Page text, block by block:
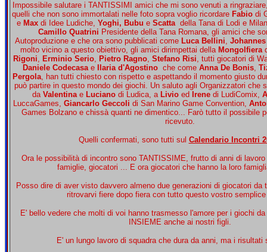
Impossibile salutare i TANTISSIMI amici che mi sono venuti a
quelli che non sono immortalati nelle foto sopra voglio ricordare Fabiodi
e Max di Idee Ludiche, Yoghi, Bubu e Scatta della Tana di Lodi e
Camillo Quatrini Presidente della Tana Romana, gli amici che
Autoproduzione e che ora sono pubblicati come Luca Bellini,
molto vicino a questo obiettivo, gli amici dirimpettai della Mongolfiera
Rigoni, Erminio Serio, Pietro Ragno, Stefano Risi, tutti giocatori di
Daniele Codecasae Ilaria d'Agostinoche come Anna De Bonis,
Pergola, han tutti chiesto con rispetto e aspettando il momento giusto
può partire in questo mondo dei giochi. Un saluto agli Organizzatori che
da ValentinaeLucianodi Ludica, a Livioed Irenedi LudiComix,
LuccaGames, Giancarlo Geccoli di San Marino Game Convention,
Games Bolzano e chissà quanti ne dimentico... Farò tutto il possibile
ricevuto.
Quelli confermati, sono tutti sul Calendario Incontri
Ora le possibilità di incontro sono TANTISSIME, frutto di anni di
famiglie, giocatori ... E ora giocatori che hanno la loro
Posso dire di aver visto davvero almeno due generazioni di giocatori da
ritrovarvi fiere dopo fiera con tutto questo vostro
E' bello vedere che molti di voi hanno trasmesso l'amore per i giochi
INSIEME anche ai nostri figli.
E' un lungo lavoro di squadra che dura da anni, ma i risultati